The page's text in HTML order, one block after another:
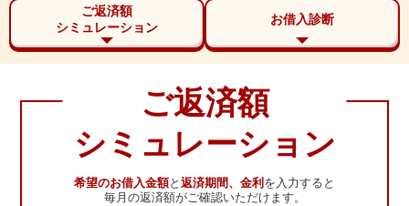
ご返済額
シミュレーション
お借入診断
ご返済額
シミュレーション
希望のお借入金額と返済期間、金利を入力すると
毎月の返済額がご確認いただけます。